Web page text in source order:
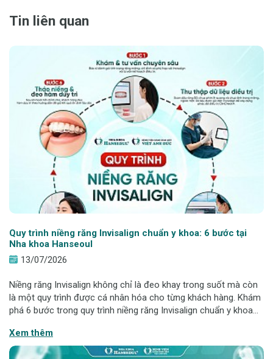
Tin liên quan
Quy trình niềng răng Invisalign chuẩn y khoa: 6 bước tại
Nha khoa Hanseoul
13/07/2026
Niềng răng Invisalign không chỉ là đeo khay trong suốt mà còn
là một quy trình được cá nhân hóa cho từng khách hàng. Khám
phá 6 bước trong quy trình niềng răng Invisalign chuẩn y khoa
đều đẹp. Niềng ră
Xem thêm